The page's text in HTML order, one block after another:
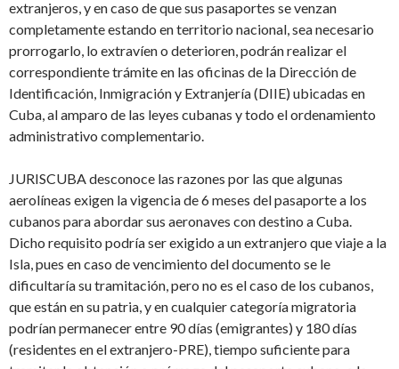
extranjeros, y en caso de que sus pasaportes se venzan
completamente estando en territorio nacional, sea necesario
prorrogarlo, lo extravíen o deterioren, podrán realizar el
correspondiente trámite en las oficinas de la Dirección de
Identificación, Inmigración y Extranjería (DIIE) ubicadas en
Cuba, al amparo de las leyes cubanas y todo el ordenamiento
administrativo complementario.
JURISCUBA desconoce las razones por las que algunas
aerolíneas exigen la vigencia de 6 meses del pasaporte a los
cubanos para abordar sus aeronaves con destino a Cuba.
Dicho requisito podría ser exigido a un extranjero que viaje a la
Isla, pues en caso de vencimiento del documento se le
dificultaría su tramitación, pero no es el caso de los cubanos,
que están en su patria, y en cualquier categoría migratoria
podrían permanecer entre 90 días (emigrantes) y 180 días
(residentes en el extranjero-PRE), tiempo suficiente para